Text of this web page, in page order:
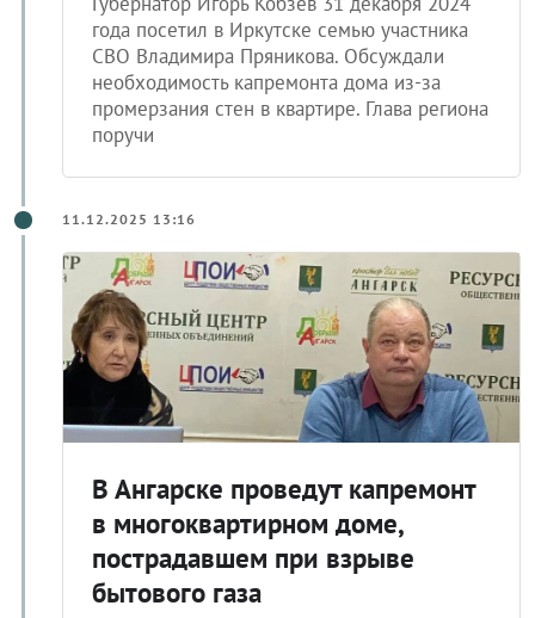
года посетил в Иркутске семью участника
СВО Владимира Пряникова. Обсуждали
необходимость капремонта дома из-за
промерзания стен в квартире. Глава региона
поручи
11.12.2025 13:16
В Ангарске проведут капремонт
в многоквартирном доме,
пострадавшем при взрыве
бытового газа